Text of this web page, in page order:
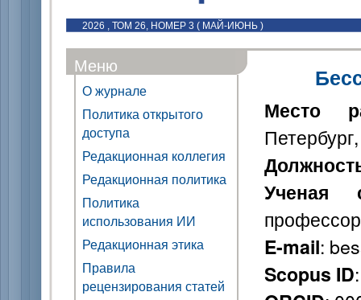
2026 , ТОМ 26, НОМЕР 3 ( МАЙ-ИЮНЬ )
Меню
О журнале
Политика открытого
доступа
Редакционная коллегия
Редакционная политика
Политика
использования ИИ
Редакционная этика
Правила
рецензирования статей
Место
Ученая
профессор
E-mail:
Scopus ID